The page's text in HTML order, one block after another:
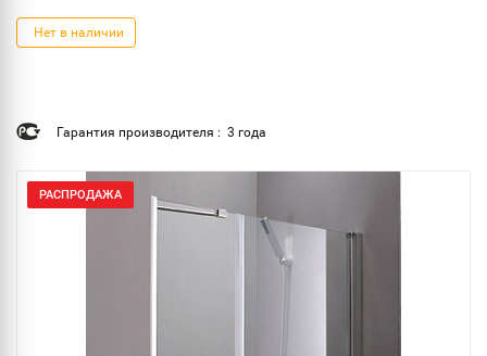
Нет в наличии
Гарантия производителя : 3 года
РАСПРОДАЖА